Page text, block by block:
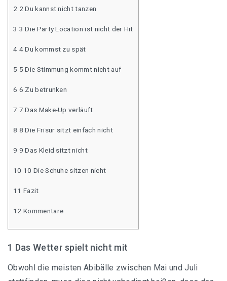
Abiballkleider für Mollige
Bodenlange Abiballkleider
Figurbetonte Abiballkleider
Rückenfreie Abiballkleider
2 2 Du kannst nicht tanzen
3 3 Die Party Location ist nicht der Hit
4 4 Du kommst zu spät
5 5 Die Stimmung kommt nicht auf
6 6 Zu betrunken
7 7 Das Make-Up verläuft
8 8 Die Frisur sitzt einfach nicht
9 9 Das Kleid sitzt nicht
10 10 Die Schuhe sitzen nicht
11 Fazit
12 Kommentare
1 Das Wetter spielt nicht mit
Obwohl die meisten Abibälle zwischen Mai und Juli